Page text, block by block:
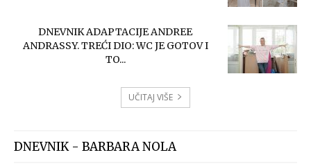
DNEVNIK ADAPTACIJE ANDREE
ANDRASSY. TREĆI DIO: WC JE GOTOV I
TO...
UČITAJ VIŠE
DNEVNIK - BARBARA NOLA